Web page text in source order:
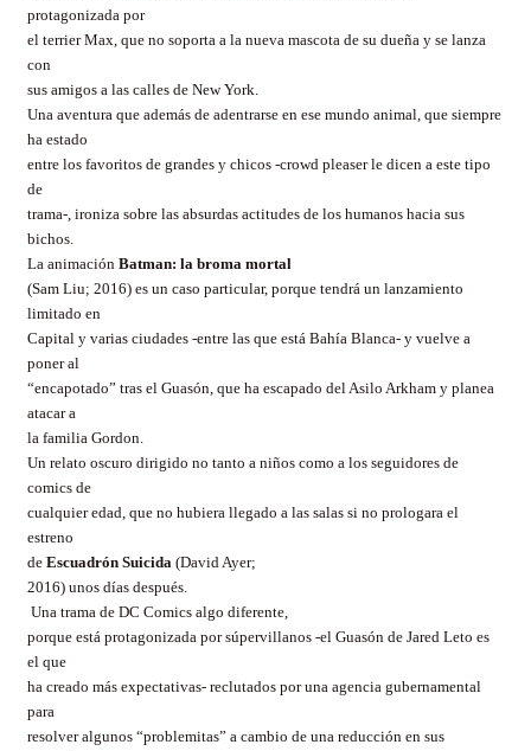
protagonizada por
el terrier Max, que no soporta a la nueva mascota de su dueña y se lanza
con
sus amigos a las calles de New York.
Una aventura que además de adentrarse en ese mundo animal, que siempre
ha estado
entre los favoritos de grandes y chicos -crowd pleaser le dicen a este tipo
de
trama-, ironiza sobre las absurdas actitudes de los humanos hacia sus
bichos.
La animación Batman: la broma mortal
(Sam Liu; 2016) es un caso particular, porque tendrá un lanzamiento
limitado en
Capital y varias ciudades -entre las que está Bahía Blanca- y vuelve a
poner al
“encapotado” tras el Guasón, que ha escapado del Asilo Arkham y planea
atacar a
la familia Gordon.
Un relato oscuro dirigido no tanto a niños como a los seguidores de
comics de
cualquier edad, que no hubiera llegado a las salas si no prologara el
estreno
de Escuadrón Suicida (David Ayer;
2016) unos días después.
Una trama de DC Comics algo diferente,
porque está protagonizada por súpervillanos -el Guasón de Jared Leto es
el que
ha creado más expectativas- reclutados por una agencia gubernamental
para
resolver algunos “problemitas” a cambio de una reducción en sus